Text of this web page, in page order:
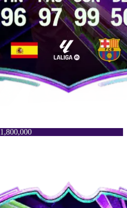
1,800,000